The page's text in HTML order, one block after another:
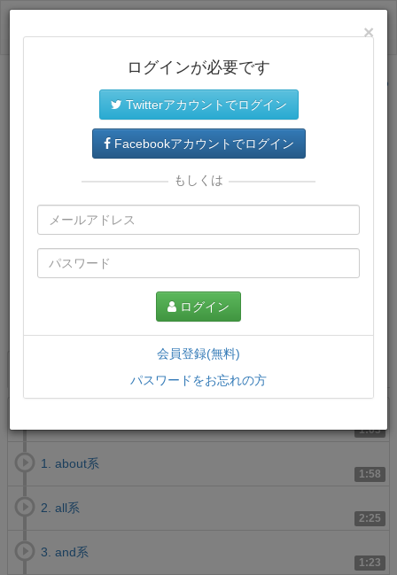
サイトトップに戻る
1:03
1:58
1. about系
2:25
2. all系
1:23
3. and系
×
ログインが必要です
Twitterアカウントでログイン
Facebookアカウントでログイン
もしくは
ログイン
会員登録(無料)
パスワードをお忘れの方